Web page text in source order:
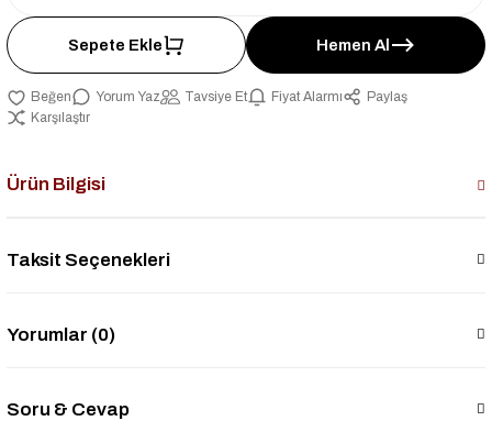
Sepete Ekle Hemen Al
Yorum Yaz Tavsiye Et Fiyat Alarmı
Paylaş
Karşılaştır
Ürün Bilgisi
Taksit Seçenekleri
Yorumlar (0)
Soru & Cevap